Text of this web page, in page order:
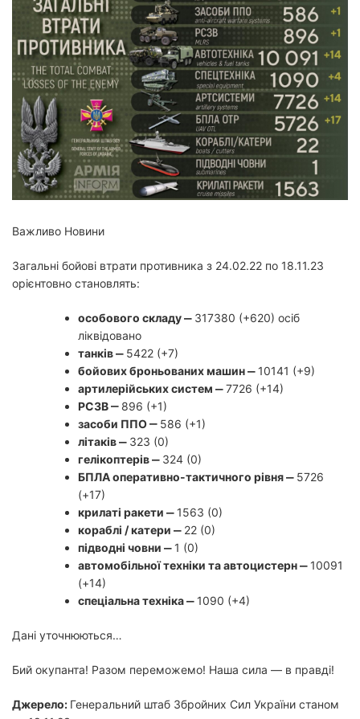
ч
а
с
ч
и
т
а
н
н
я
Важливо Новини
Загальні бойові втрати противника з 24.02.22 по 18.11.23
орієнтовно становлять:
особового складу ‒ 317380 (+620) осіб
ліквідовано
танків ‒ 5422 (+7)
бойових броньованих машин ‒ 10141 (+9)
артилерійських систем ‒7726 (+14)
РСЗВ ‒ 896 (+1)
засоби ППО ‒ 586 (+1)
літаків ‒ 323 (0)
гелікоптерів ‒ 324 (0)
БПЛА оперативно-тактичного рівня ‒ 5726
(+17)
крилаті ракети ‒ 1563 (0)
кораблі / катери ‒ 22 (0)
підводні човни ‒ 1 (0)
автомобільної техніки та автоцистерн ‒ 10091
(+14)
спеціальна техніка ‒ 1090 (+4)
Дані уточнюються…
Бий окупанта! Разом переможемо! Наша сила — в правді!
Джерело: Генеральний штаб Збройних Сил України станом